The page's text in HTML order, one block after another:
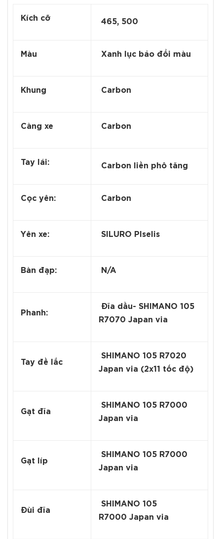
Kích cỡ 465, 500
Màu Xanh lục bảo đổi màu
Khung Carbon
Càng xe Carbon
Tay lái: Carbon liền phô tăng
Cọc yên: Carbon
Yên xe: SILURO Plselis
Bàn đạp: N/A
Phanh:
Đĩa dầu- SHIMANO 105
R7070 Japan via
Tay đề lắc
SHIMANO 105 R7020
Japan via (2x11 tốc độ)
Gạt đĩa
SHIMANO 105 R7000
Japan via
Gạt líp
SHIMANO 105 R7000
Japan via
Đùi đĩa
SHIMANO 105
R7000 Japan via